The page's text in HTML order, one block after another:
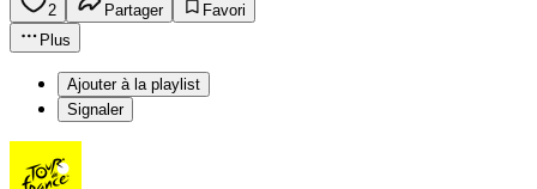
2 Partager
Favori
Plus
Ajouter à la playlist
Signaler